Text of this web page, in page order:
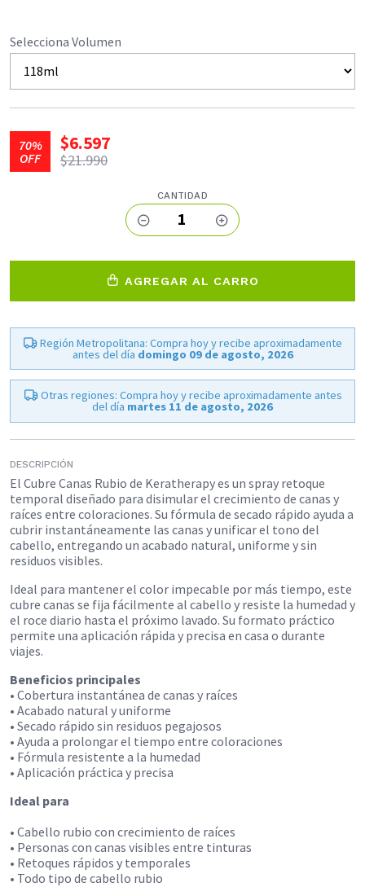
Selecciona Volumen
70%
OFF
$6.597
$21.990
CANTIDAD
1
AGREGAR AL CARRO
Región Metropolitana: Compra hoy y recibe aproximadamente
antes del día domingo 09 de agosto, 2026
Otras regiones: Compra hoy y recibe aproximadamente antes
del día martes 11 de agosto, 2026
DESCRIPCIÓN
El Cubre Canas Rubio de Keratherapy es un spray retoque
temporal diseñado para disimular el crecimiento de canas y
raíces entre coloraciones. Su fórmula de secado rápido ayuda a
cubrir instantáneamente las canas y unificar el tono del
cabello, entregando un acabado natural, uniforme y sin
residuos visibles.
Ideal para mantener el color impecable por más tiempo, este
cubre canas se fija fácilmente al cabello y resiste la humedad y
el roce diario hasta el próximo lavado. Su formato práctico
permite una aplicación rápida y precisa en casa o durante
viajes.
Beneficios principales
• Cobertura instantánea de canas y raíces
• Acabado natural y uniforme
• Secado rápido sin residuos pegajosos
• Ayuda a prolongar el tiempo entre coloraciones
• Fórmula resistente a la humedad
• Aplicación práctica y precisa
Ideal para
• Cabello rubio con crecimiento de raíces
• Personas con canas visibles entre tinturas
• Retoques rápidos y temporales
• Todo tipo de cabello rubio